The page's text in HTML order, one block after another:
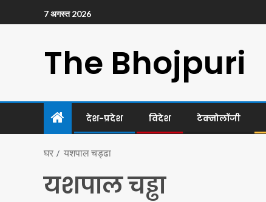
7 अगस्त 2026
The Bhojpuri
देश-प्रदेश विदेश टेक्नोलॉजी
घर यशपाल चड्ढा
यशपाल चड्ढा